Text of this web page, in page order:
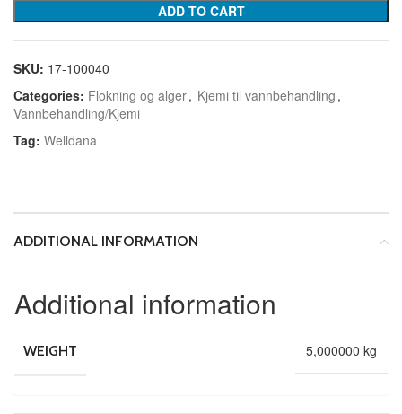
ADD TO CART
SKU: 17-100040
Categories: Flokning og alger, Kjemi til vannbehandling ,
Vannbehandling/Kjemi
Tag: Welldana
ADDITIONAL INFORMATION
Additional information
WEIGHT 5,000000 kg